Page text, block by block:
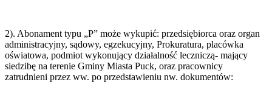
2). Abonament typu „P” może wykupić: przedsiębiorca oraz organ
administracyjny, sądowy, egzekucyjny, Prokuratura, placówka
oświatowa, podmiot wykonujący działalność leczniczą- mający
siedzibę na terenie Gminy Miasta Puck, oraz pracownicy
zatrudnieni przez ww. po przedstawieniu nw. dokumentów: